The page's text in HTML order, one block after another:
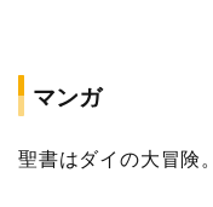
マンガ
聖書はダイの大冒険。